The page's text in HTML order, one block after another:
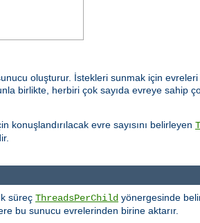
oluşturur. İstekleri sunmak için
birlikte, herbiri çok sayıda evreye sahip
evre sayısını belirleyen
süreç ThreadsPerChild yönergesinde
bu sunucu evrelerinden birine aktarır.